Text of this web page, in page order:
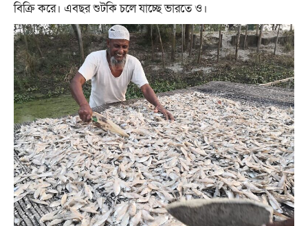
বিক্রি করে। এবছর শুটকি চলে যাচ্ছে ভারতে ও।